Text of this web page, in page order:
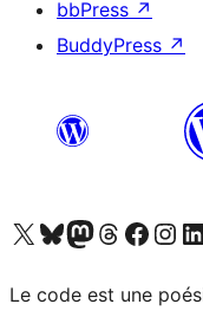
bbPress ↗
BuddyPress ↗
Visitez notre compte X (précédemment Twitter)
Visiter notre compte Bluesky
Visiter notre compte Mastodon
Visiter notre compte Threads
Consulter notre
Consulter
Le code est une